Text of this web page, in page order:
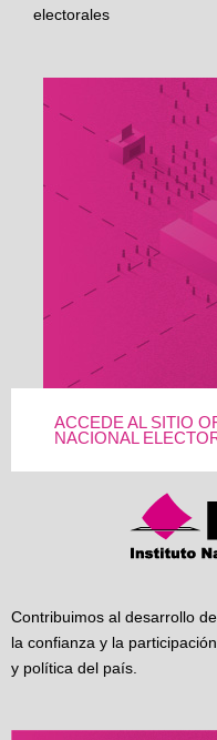
electorales
ACCEDE AL SITIO
NACIONAL
Contribuimos al desarrollo
la confianza y la
y política del país.